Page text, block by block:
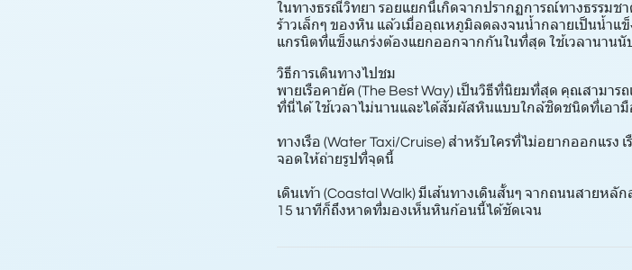
ในทางธรณีวิทยา รอยแยกนี้เกิดจากปรากฏการณ์ทางธรรมช
ร้าวเล็กๆ ของหิน แล้วเมื่ออุณหภูมิลดลงจนน้ำกลายเป็นน้ำแ
แกรนิตที่แข็งแกร่งต้องแยกออกจากกันในที่สุด ใช้เวลานานนั
วิธีการเดินทางไปชม
พายเรือคายัค (The Best Way) เป็นวิธีที่นิยมที่สุด คุณสามาร
ที่นี่ได้ ใช้เวลาไม่นานและได้สัมผัสหินแบบใกล้ชิดชนิดที่เอามื
ทางเรือ (Water Taxi/Cruise) สำหรับใครที่ไม่อยากออกแรง
จอดให้ถ่ายรูปที่จุดนี้
เดินเท้า (Coastal Walk) มีเส้นทางเดินสั้นๆ จากถนนสายหลั
15 นาทีก็ถึงหาดที่มองเห็นหินก้อนนี้ได้ชัดเจน